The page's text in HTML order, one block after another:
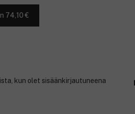
74,10 €
kun olet sisäänkirjautuneena